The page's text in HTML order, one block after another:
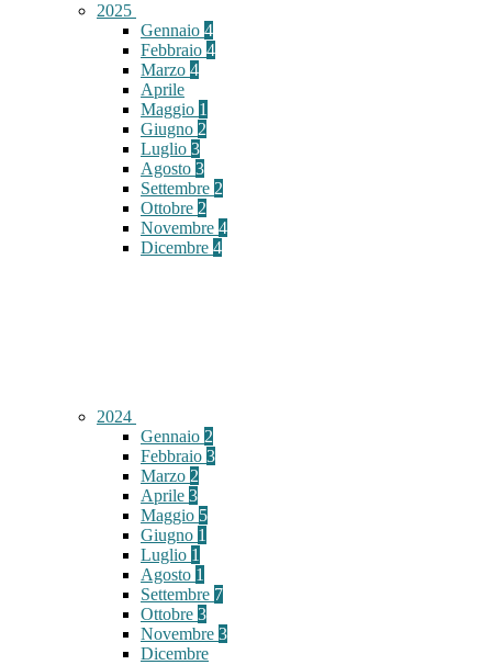
2025
Gennaio 4
Febbraio 4
Marzo 4
Aprile
Maggio 1
Giugno 2
Luglio 3
Agosto 3
Settembre 2
Ottobre 2
Novembre 4
Dicembre 4
2024
Gennaio 2
Febbraio 3
Marzo 2
Aprile 3
Maggio 5
Giugno 1
Luglio 1
Agosto 1
Settembre 7
Ottobre 3
Novembre 3
Dicembre